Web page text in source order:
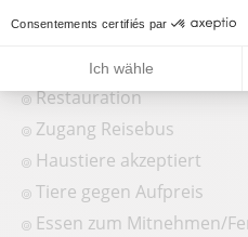
WIFI-Zugang
Delikatessen
Restauration
Zugang Reisebus
Haustiere akzeptiert
Tiere gegen Aufpreis
Essen zum Mitnehmen/
Consentements certifiés par
Ich wähle